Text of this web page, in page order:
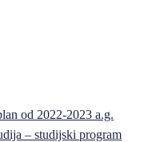
od 2022-2023 a.g.
– studijski program